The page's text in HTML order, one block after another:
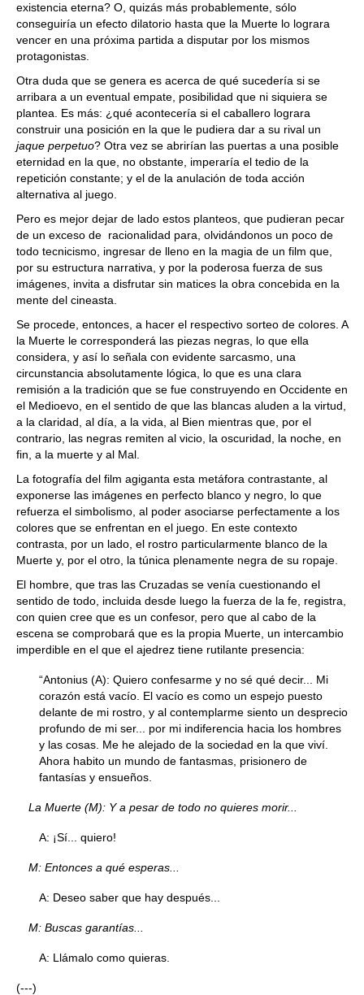
existencia eterna? O, quizás más probablemente, sólo
conseguiría un efecto dilatorio hasta que la Muerte lo lograra
vencer en una próxima partida a disputar por los mismos
protagonistas.
Otra duda que se genera es acerca de qué sucedería si se
arribara a un eventual empate, posibilidad que ni siquiera se
plantea. Es más: ¿qué acontecería si el caballero lograra
construir una posición en la que le pudiera dar a su rival un
jaque perpetuo? Otra vez se abrirían las puertas a una posible
eternidad en la que, no obstante, imperaría el tedio de la
repetición constante; y el de la anulación de toda acción
alternativa al juego.
Pero es mejor dejar de lado estos planteos, que pudieran pecar
de un exceso de racionalidad para, olvidándonos un poco de
todo tecnicismo, ingresar de lleno en la magia de un film que,
por su estructura narrativa, y por la poderosa fuerza de sus
imágenes, invita a disfrutar sin matices la obra concebida en la
mente del cineasta.
Se procede, entonces, a hacer el respectivo sorteo de colores. A
la Muerte le corresponderá las piezas negras, lo que ella
considera, y así lo señala con evidente sarcasmo, una
circunstancia absolutamente lógica, lo que es una clara
remisión a la tradición que se fue construyendo en Occidente en
el Medioevo, en el sentido de que las blancas aluden a la virtud,
a la claridad, al día, a la vida, al Bien mientras que, por el
contrario, las negras remiten al vicio, la oscuridad, la noche, en
fin, a la muerte y al Mal.
La fotografía del film agiganta esta metáfora contrastante, al
exponerse las imágenes en perfecto blanco y negro, lo que
refuerza el simbolismo, al poder asociarse perfectamente a los
colores que se enfrentan en el juego. En este contexto
contrasta, por un lado, el rostro particularmente blanco de la
Muerte y, por el otro, la túnica plenamente negra de su ropaje.
El hombre, que tras las Cruzadas se venía cuestionando el
sentido de todo, incluida desde luego la fuerza de la fe, registra,
con quien cree que es un confesor, pero que al cabo de la
escena se comprobará que es la propia Muerte, un intercambio
imperdible en el que el ajedrez tiene rutilante presencia:
“Antonius (A): Quiero confesarme y no sé qué decir... Mi
corazón está vacío. El vacío es como un espejo puesto
delante de mi rostro, y al contemplarme siento un desprecio
profundo de mi ser... por mi indiferencia hacia los hombres
y las cosas. Me he alejado de la sociedad en la que viví.
Ahora habito un mundo de fantasmas, prisionero de
fantasías y ensueños.
La Muerte (M): Y a pesar de todo no quieres morir...
A: ¡Sí... quiero!
M: Entonces a qué esperas...
A: Deseo saber que hay después...
M: Buscas garantías...
A: Llámalo como quieras.
(---)